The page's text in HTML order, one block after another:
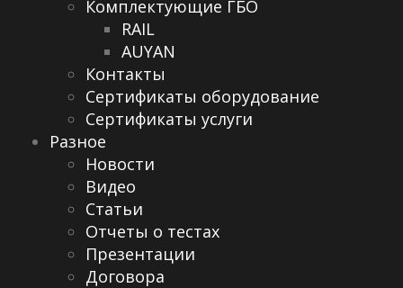
Комплектующие ГБО
RAIL
AUYAN
Контакты
Сертификаты оборудование
Сертификаты услуги
Разное
Новости
Видео
Cтатьи
Отчеты о тестах
Презентации
Договора